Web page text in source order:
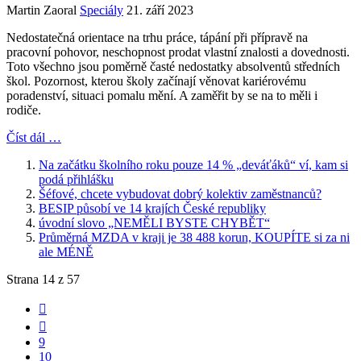
Martin Zaoral Speciály 21. září 2023
Nedostatečná orientace na trhu práce, tápání při přípravě na
pracovní pohovor, neschopnost prodat vlastní znalosti a dovednosti.
Toto všechno jsou poměrně časté nedostatky absolventů středních
škol. Pozornost, kterou školy začínají věnovat kariérovému
poradenství, situaci pomalu mění. A zaměřit by se na to měli i
rodiče.
Číst dál …
Na začátku školního roku pouze 14 % „deváťáků“ ví, kam si
podá přihlášku
Šéfové, chcete vybudovat dobrý kolektiv zaměstnanců?
BESIP působí ve 14 krajích České republiky
úvodní slovo „NEMĚLI BYSTE CHYBĚT“
Průměrná MZDA v kraji je 38 488 korun, KOUPÍTE si za ni
ale MÉNĚ
Strana 14 z 57
9
10